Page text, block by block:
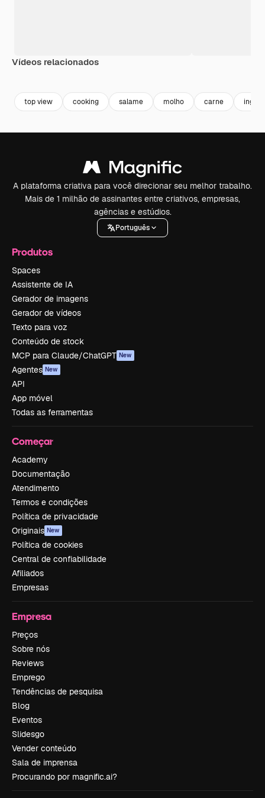
Vídeos relacionados
top view cooking salame molho carne
A plataforma criativa para você direcionar seu melhor trabalho.
Mais de 1 milhão de assinantes entre criativos, empresas,
agências e estúdios.
Português
Produtos
Spaces
Assistente de IA
Gerador de imagens
Gerador de vídeos
Texto para voz
Conteúdo de stock
MCP para Claude/ChatGPT New
Agentes New
API
App móvel
Todas as ferramentas
Começar
Academy
Documentação
Atendimento
Termos e condições
Política de privacidade
Originais New
Política de cookies
Central de confiabilidade
Afiliados
Empresas
Empresa
Preços
Sobre nós
Reviews
Emprego
Tendências de pesquisa
Blog
Eventos
Slidesgo
Vender conteúdo
Sala de imprensa
Procurando por magnific.ai?